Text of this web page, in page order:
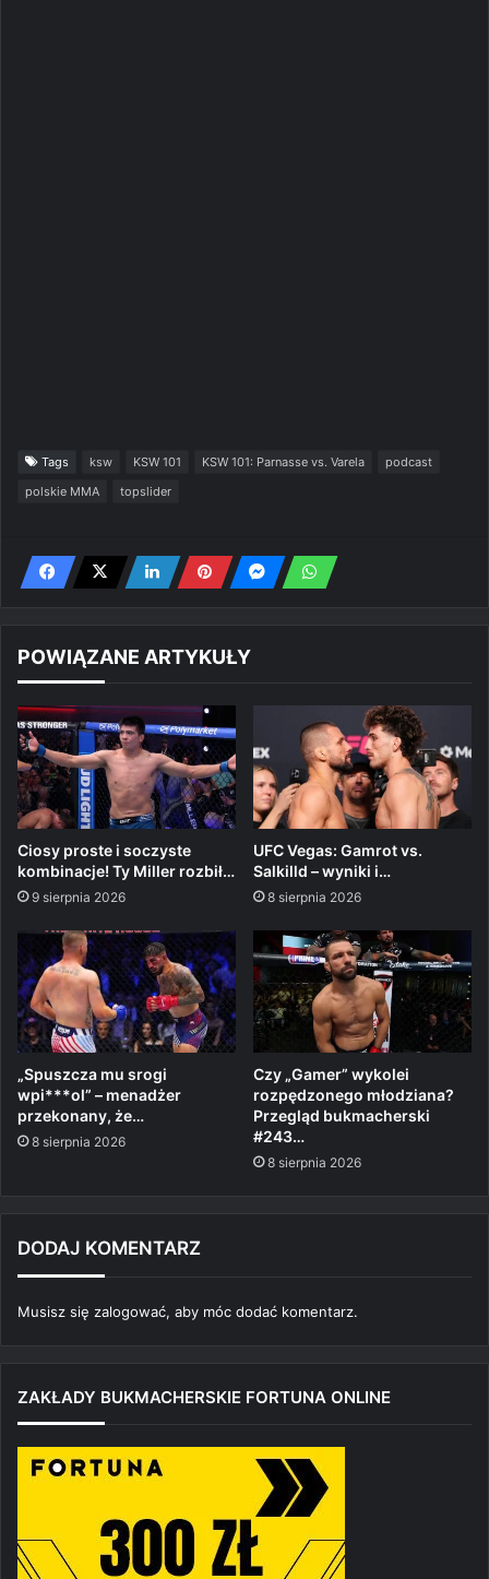
Tags ksw KSW 101 KSW 101: Parnasse vs. Varela
podcast
polskie MMA
topslider
POWIĄZANE ARTYKUŁY
Ciosy proste i soczyste
kombinacje! Ty Miller rozbił…
9 sierpnia 2026
UFC Vegas: Gamrot vs.
Salkilld – wyniki i…
8 sierpnia 2026
„Spuszcza mu srogi
wpi***ol” – menadżer
przekonany, że…
8 sierpnia 2026
Czy „Gamer” wykolei
rozpędzonego młodziana?
Przegląd bukmacherski
#243…
8 sierpnia 2026
DODAJ KOMENTARZ
Musisz się zalogować, aby móc dodać komentarz.
ZAKŁADY BUKMACHERSKIE FORTUNA ONLINE